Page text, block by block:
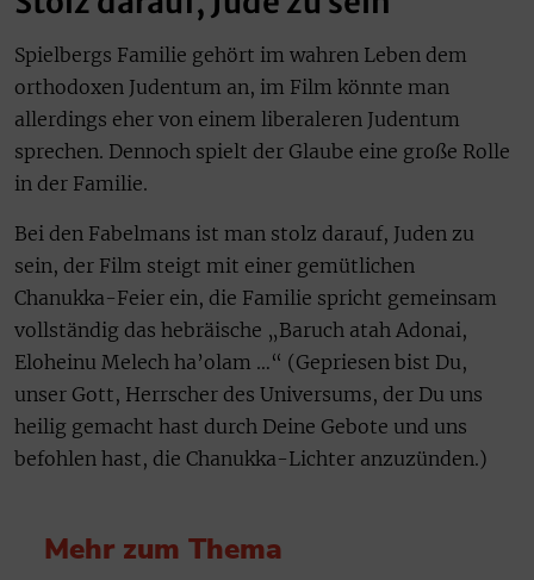
Spielbergs Familie gehört im wahren Leben dem
orthodoxen Judentum an, im Film könnte man
allerdings eher von einem liberaleren Judentum
sprechen. Dennoch spielt der Glaube eine große Rolle
in der Familie.
Bei den Fabelmans ist man stolz darauf, Juden zu
sein, der Film steigt mit einer gemütlichen
Chanukka-Feier ein, die Familie spricht gemeinsam
vollständig das hebräische „Baruch atah Adonai,
Eloheinu Melech ha’olam …“ (Gepriesen bist Du,
unser Gott, Herrscher des Universums, der Du uns
heilig gemacht hast durch Deine Gebote und uns
befohlen hast, die Chanukka-Lichter anzuzünden.)
Mehr zum Thema